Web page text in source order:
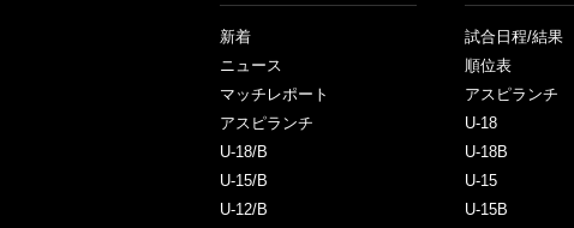
新着
ニュース
マッチレポート
アスピランチ
U-18/B
U-15/B
U-12/B
試合日程/結果
順位表
アスピランチ
U-18
U-18B
U-15
U-15B